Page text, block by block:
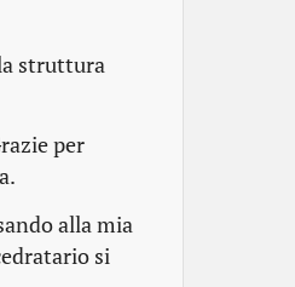
struttura
per
alla mia
si